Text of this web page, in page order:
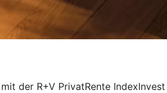
der R+V PrivatRente